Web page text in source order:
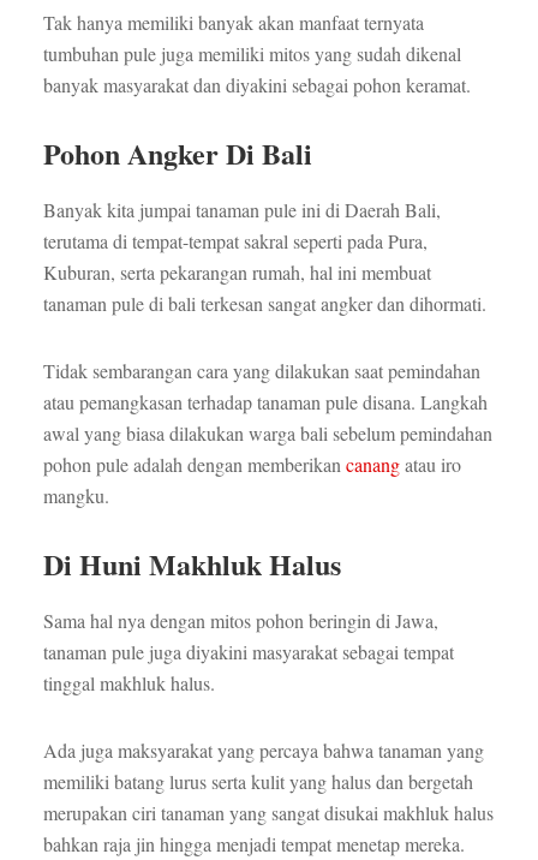
Tak hanya memiliki banyak akan manfaat ternyata
tumbuhan pule juga memiliki mitos yang sudah dikenal
banyak masyarakat dan diyakini sebagai pohon keramat.
Pohon Angker Di Bali
Banyak kita jumpai tanaman pule ini di Daerah Bali,
terutama di tempat-tempat sakral seperti pada Pura,
Kuburan, serta pekarangan rumah, hal ini membuat
tanaman pule di bali terkesan sangat angker dan dihormati.
Tidak sembarangan cara yang dilakukan saat pemindahan
atau pemangkasan terhadap tanaman pule disana. Langkah
awal yang biasa dilakukan warga bali sebelum pemindahan
pohon pule adalah dengan memberikan canangatau iro
mangku.
Di Huni Makhluk Halus
Sama hal nya dengan mitos pohon beringin di Jawa,
tanaman pule juga diyakini masyarakat sebagai tempat
tinggal makhluk halus.
Ada juga maksyarakat yang percaya bahwa tanaman yang
memiliki batang lurus serta kulit yang halus dan bergetah
merupakan ciri tanaman yang sangat disukai makhluk halus
bahkan raja jin hingga menjadi tempat menetap mereka.